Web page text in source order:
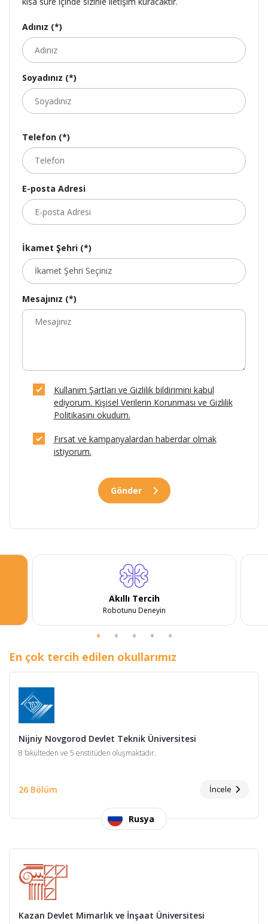
Adınız (*)
Soyadınız (*)
Telefon (*)
E-posta Adresi
İkamet Şehri (*)
Mesajınız (*)
Kullanım Şartları ve Gizlilik bildirimini kabul
ediyorum. Kişisel Verilerin Korunması ve Gizlilik
Politikasını okudum.
Fırsat ve kampanyalardan haberdar olmak
istiyorum.
Gönder
Akıllı Tercih
Robotunu Deneyin
En çok tercih edilen okullarımız
Nijniy Novgorod Devlet Teknik Üniversitesi
8 fakülteden ve 5 enstitüden oluşmaktadır.
26 Bölüm İncele
Rusya
Kazan Devlet Mimarlık ve İnşaat Üniversitesi